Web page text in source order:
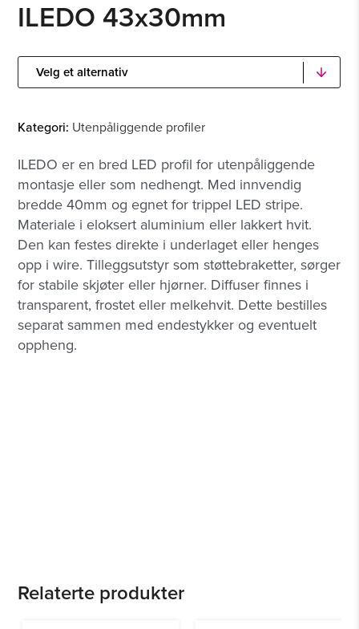
ILEDO 43x30mm
Kategori: Utenpåliggende profiler
ILEDO er en bred LED profil for utenpåliggende
montasje eller som nedhengt. Med innvendig
bredde 40mm og egnet for trippel LED stripe.
Materiale i eloksert aluminium eller lakkert hvit.
Den kan festes direkte i underlaget eller henges
opp i wire. Tilleggsutstyr som støttebraketter, sørger
for stabile skjøter eller hjørner. Diffuser finnes i
transparent, frostet eller melkehvit. Dette bestilles
separat sammen med endestykker og eventuelt
oppheng.
Relaterte produkter